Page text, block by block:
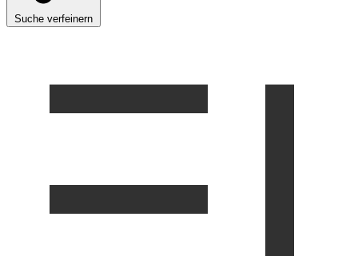
Suche verfeinern